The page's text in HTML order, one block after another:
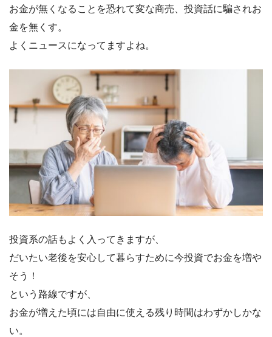
お金が無くなることを恐れて変な商売、投資話に騙されお
金を無くす。
よくニュースになってますよね。
投資系の話もよく入ってきますが、
だいたい老後を安心して暮らすために今投資でお金を増や
そう！
という路線ですが、
お金が増えた頃には自由に使える残り時間はわずかしかな
い。